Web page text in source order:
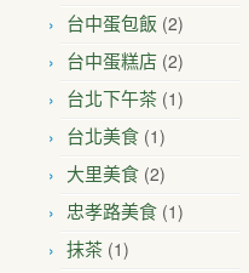
台中蛋包飯 (2)
台中蛋糕店 (2)
台北下午茶 (1)
台北美食 (1)
大里美食 (2)
忠孝路美食 (1)
抹茶 (1)